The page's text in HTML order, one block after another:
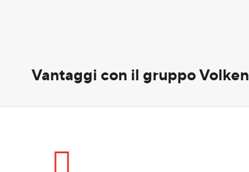
Vantaggi con il gruppo Volken